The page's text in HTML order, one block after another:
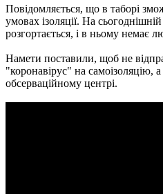
Повідомляється, що в таборі
умовах ізоляції. На
розгортається, і в ньому немає
Намети поставили, щоб не
"коронавірус" на самоізоляцію,
обсерваційному центрі.